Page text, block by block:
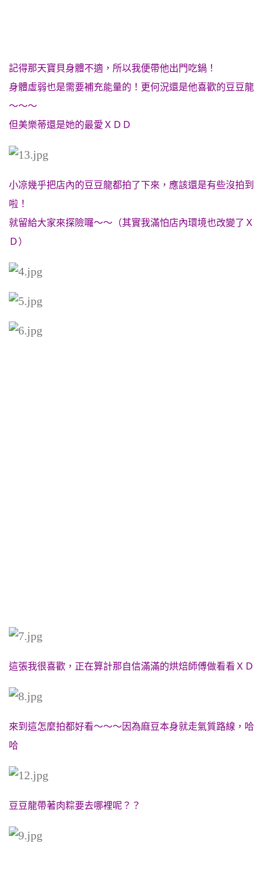
記得那天寶貝身體不適，所以我便帶他出門吃鍋！
身體虛弱也是需要補充能量的！更何況還是他喜歡的豆豆龍
～～～
但美樂蒂還是她的最愛ＸＤＤ
小凉幾乎把店內的豆豆龍都拍了下來，應該還是有些沒拍到
啦！
就留給大家來探險囉～～（其實我滿怕店內環境也改變了Ｘ
Ｄ）
這張我很喜歡，正在算計那自信滿滿的烘焙師傅做看看ＸＤ
來到這怎麼拍都好看～～～因為麻豆本身就走氣質路線，哈
哈
豆豆龍帶著肉粽要去哪裡呢？？